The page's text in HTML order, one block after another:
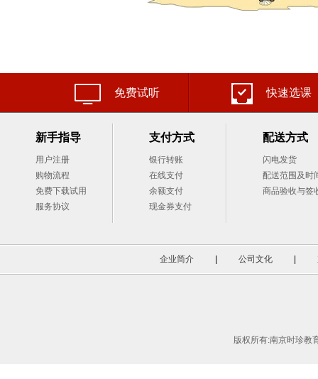
免费试听 快速选课
新手指导
用户注册
购物流程
免费下载试用
服务协议
支付方式
银行转账
在线支付
余额支付
现金券支付
配送方式
闪电发货
配送范围及时
商品验收与签
企业简介 公司文化
版权所有:南京时珍教